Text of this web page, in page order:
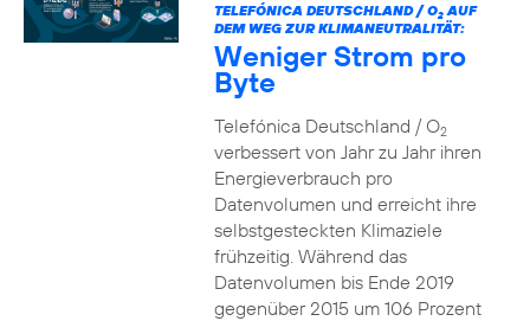
TELEFÓNICA DEUTSCHLAND / O2AUF
DEM WEG ZUR KLIMANEUTRALITÄT:
Weniger Strom pro
Byte
Telefónica Deutschland / O2
verbessert von Jahr zu Jahr ihren
Energieverbrauch pro
Datenvolumen und erreicht ihre
selbstgesteckten Klimaziele
frühzeitig. Während das
Datenvolumen bis Ende 2019
gegenüber 2015 um 106 Prozent